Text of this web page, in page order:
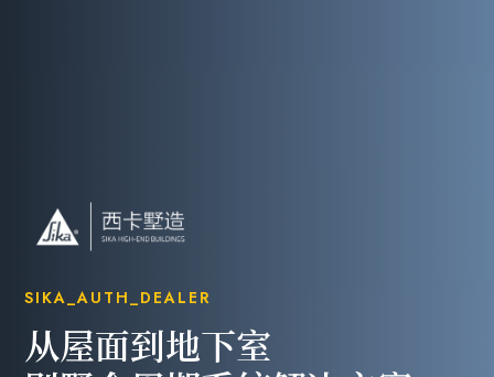
SIKA_AUTH_DEALER
从屋面到地下室